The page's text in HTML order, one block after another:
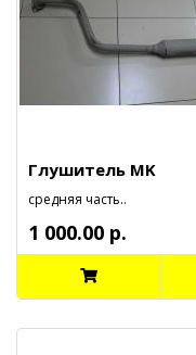
Глушитель MK
средняя часть..
1 000.00 р.